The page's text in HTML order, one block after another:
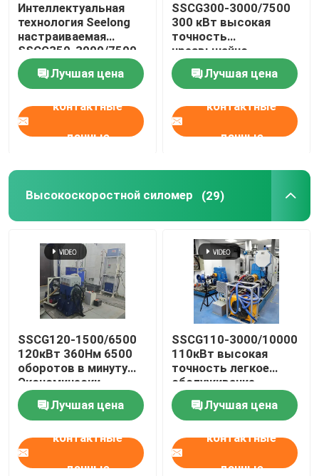
Интеллектуальная
технология Seelong
настраиваемая
SSCG350-3000/7500
350Kw Моторная
производительность
Дино-тест
Лучшая цена
контактные
данные
SSCG300-3000/7500
300 кВт высокая
точность
чрезвычайно
экономически
эффективный
электрический
динамиметр Система
испытательной
скамейки для
электромобиля
Лучшая цена
контактные
данные
Высокоскоростной силомер (29)
SSCG120-1500/6500
120кВт 360Нм 6500
оборотов в минуту
Экономически
эффективная
бензиновая
испытательная
скамейка с
воздушным
охлаждением
Лучшая цена
контактные
данные
SSCG110-3000/10000
110кВт высокая
точность легкое
обслуживание
электрический
динамиметр тестовая
скамейка система
для тестирования
производительности
двигателя
Лучшая цена
контактные
данные